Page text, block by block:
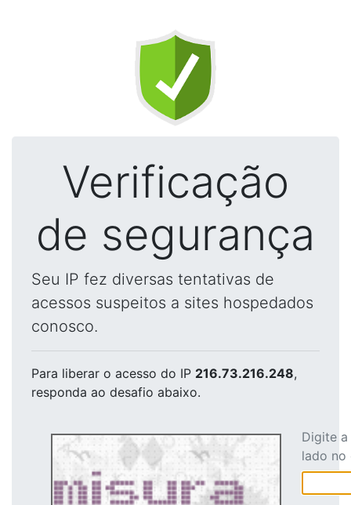
Verificação
de segurança
Seu IP fez diversas tentativas de
acessos suspeitos a sites hospedados
conosco.
Para liberar o acesso do IP 216.73.216.248,
responda ao desafio abaixo.
Digite
lado no